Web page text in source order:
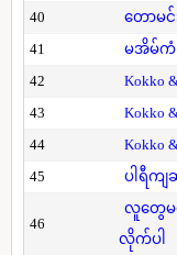
40
တောမင်
41
မအိမ်ကံ
42
Kokko
43
Kokko
44
Kokko
45
ပါရီကျ
46
လူတွေမ
လိုက်ပါ